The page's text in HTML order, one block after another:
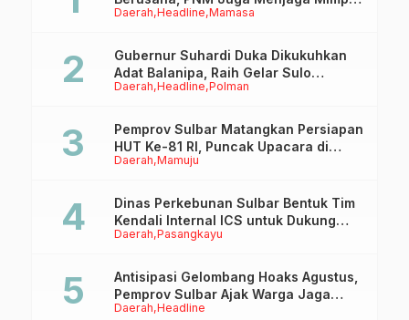
Daerah Headline Mamasa
Anaknya Untuk Menggapai Cita-Cita
Daerah Headline Polman
Gubernur Suhardi Duka Dikukuhkan
Adat Balanipa, Raih Gelar Sulo
Tappidena
Daerah Mamuju
Pemprov Sulbar Matangkan Persiapan
HUT Ke-81 RI, Puncak Upacara di
Lapangan Ahmad Kirang
Daerah Pasangkayu
Dinas Perkebunan Sulbar Bentuk Tim
Kendali Internal ICS untuk Dukung
Sertifikasi ISPO Pekebun di
Daerah Headline
Antisipasi Gelombang Hoaks Agustus,
Pemprov Sulbar Ajak Warga Jaga
Ruang Digital